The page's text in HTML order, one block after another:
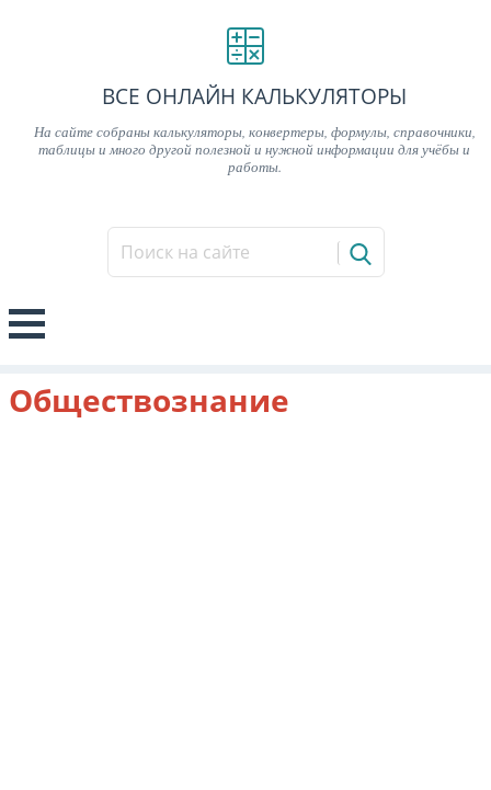
ВСЕ ОНЛАЙН КАЛЬКУЛЯТОРЫ
На сайте собраны калькуляторы, конвертеры, формулы, справочники,
таблицы и много другой полезной и нужной информации для учёбы и
работы.
Обществознание